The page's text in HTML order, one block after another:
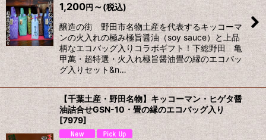
1,200円 ～(税込)
醸造の街 野田市名物土産を代表するキッコーマ
ンの火入れの極み極旨醤油（soy sauce）と上品
柄なエコバッグ入りコラボギフト！下総野田 亀
甲萬・超特選・火入れ極旨醤油畳の縁のエコバッ
グ入りセット&n…
【千葉土産・野田名物】キッコーマン・ヒゲタ醤
油詰合せGSN-10・畳の縁のエコバッグ入り
[7979]